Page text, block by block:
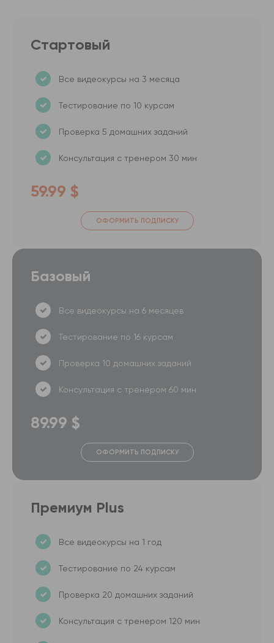
Стартовый
Все видеокурсы на 3 месяца
Тестирование по 10 курсам
Проверка 5 домашних заданий
Консультация с тренером 30 мин
59.99 $
ОФОРМИТЬ ПОДПИСКУ
Базовый
Все видеокурсы на 6 месяцев
Тестирование по 16 курсам
Проверка 10 домашних заданий
Консультация с тренером 60 мин
89.99 $
ОФОРМИТЬ ПОДПИСКУ
Премиум Plus
Все видеокурсы на 1 год
Тестирование по 24 курсам
Проверка 20 домашних заданий
Консультация с тренером 120 мин